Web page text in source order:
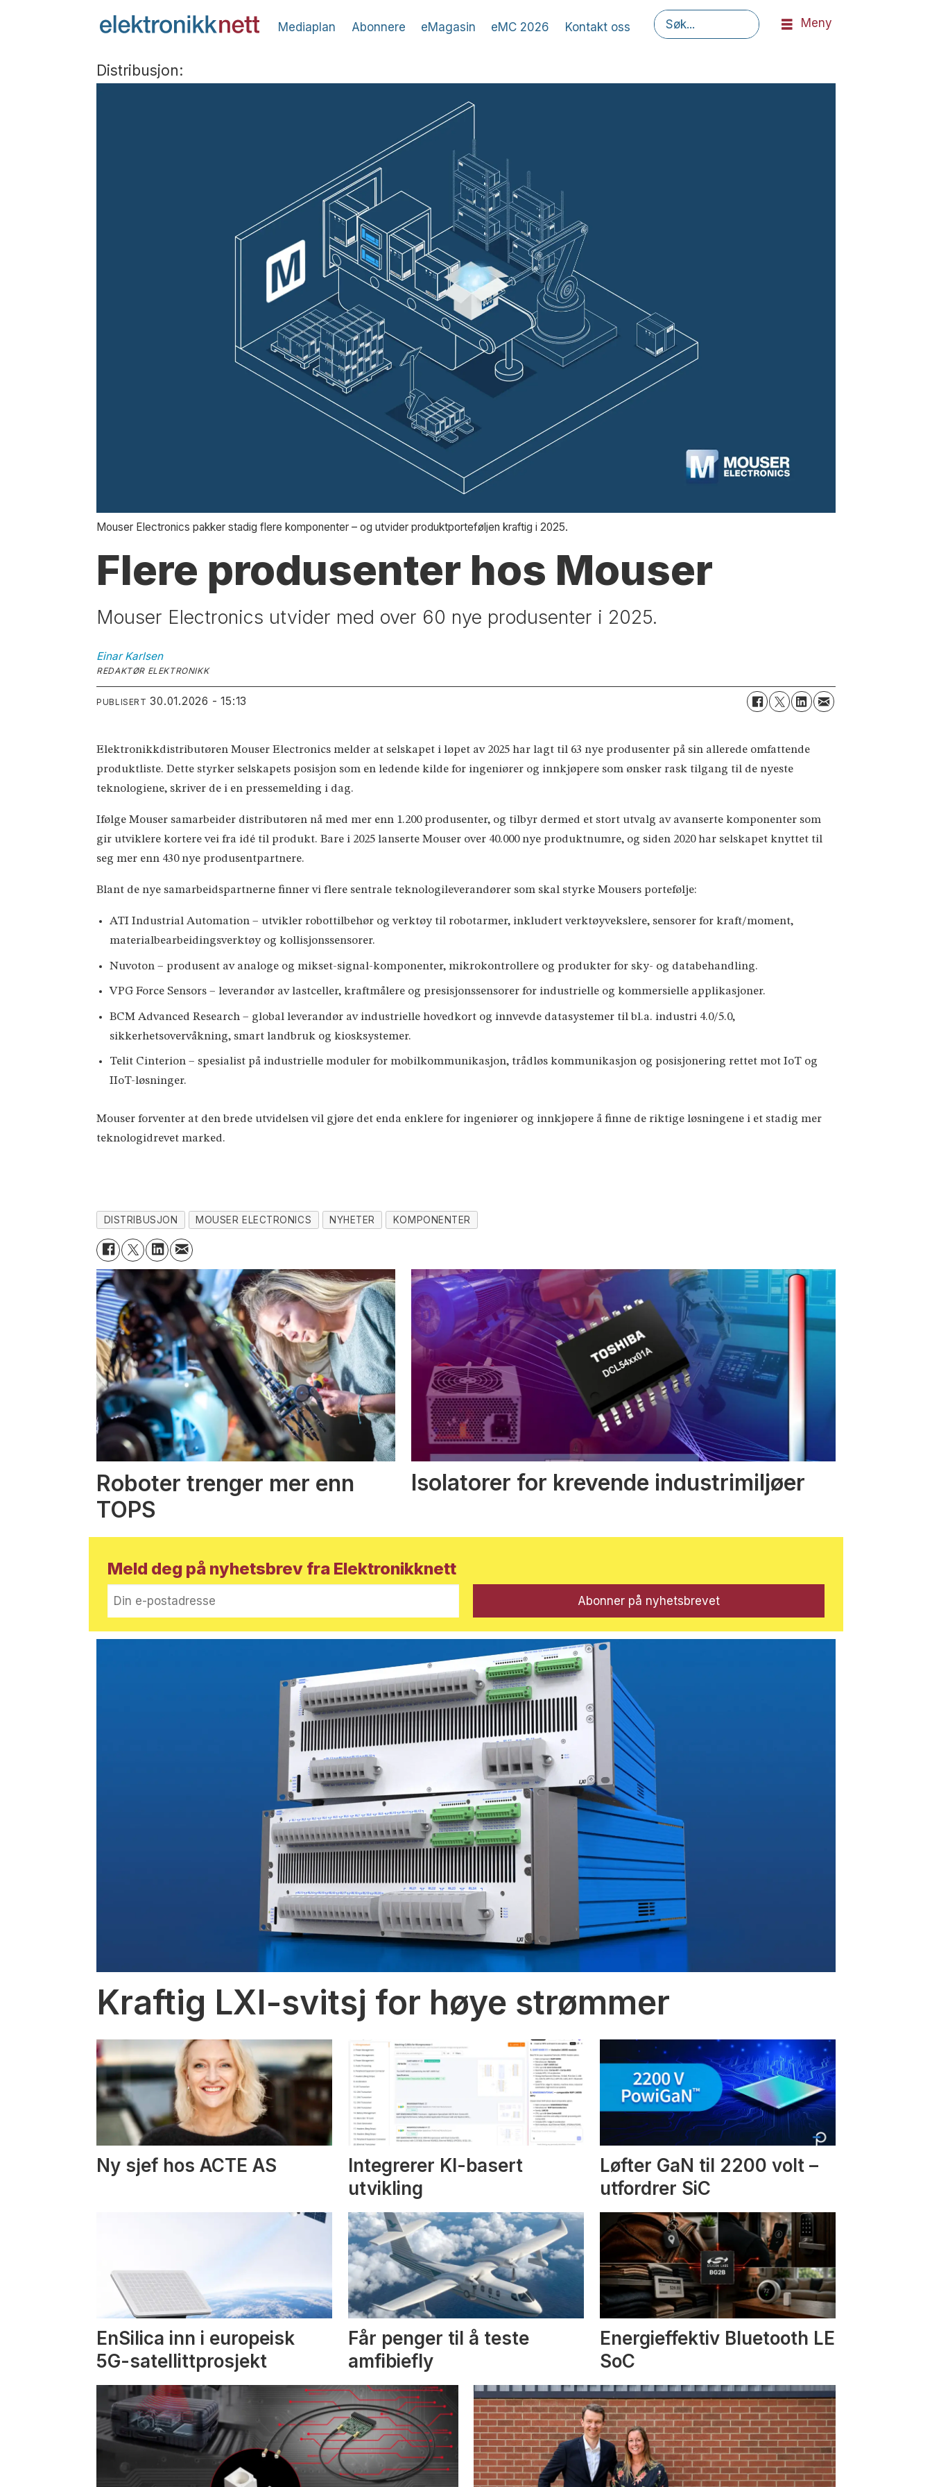
Mediaplan Abonnere eMagasin eMC 2026 Kontakt oss Søk
Meny
Distribusjon:
Mouser Electronics pakker stadig flere komponenter – og utvider produktporteføljen kraftig i 2025.
Flere produsenter hos Mouser
Mouser Electronics utvider med over 60 nye produsenter i 2025.
Einar Karlsen
REDAKTØR ELEKTRONIKK
PUBLISERT 30.01.2026 - 15:13
Elektronikkdistributøren Mouser Electronics melder at selskapet i løpet av 2025 har lagt til 63 nye produsenter på sin allerede omfattende
produktliste. Dette styrker selskapets posisjon som en ledende kilde for ingeniører og innkjøpere som ønsker rask tilgang til de nyeste
teknologiene, skriver de i en pressemelding i dag.
Ifølge Mouser samarbeider distributøren nå med mer enn 1.200 produsenter, og tilbyr dermed et stort utvalg av avanserte komponenter som
gir utviklere kortere vei fra idé til produkt. Bare i 2025 lanserte Mouser over 40.000 nye produktnumre, og siden 2020 har selskapet knyttet til
seg mer enn 430 nye produsentpartnere.
Blant de nye samarbeidspartnerne finner vi flere sentrale teknologileverandører som skal styrke Mousers portefølje:
ATI Industrial Automation – utvikler robottilbehør og verktøy til robotarmer, inkludert verktøyvekslere, sensorer for kraft/moment,
materialbearbeidingsverktøy og kollisjonssensorer.
Nuvoton – produsent av analoge og mikset-signal-komponenter, mikrokontrollere og produkter for sky- og databehandling.
VPG Force Sensors – leverandør av lastceller, kraftmålere og presisjonssensorer for industrielle og kommersielle applikasjoner.
BCM Advanced Research – global leverandør av industrielle hovedkort og innvevde datasystemer til bl.a. industri 4.0/5.0,
sikkerhetsovervåkning, smart landbruk og kiosksystemer.
Telit Cinterion – spesialist på industrielle moduler for mobilkommunikasjon, trådløs kommunikasjon og posisjonering rettet mot IoT og
IIoT-løsninger.
Mouser forventer at den brede utvidelsen vil gjøre det enda enklere for ingeniører og innkjøpere å finne de riktige løsningene i et stadig mer
teknologidrevet marked.
DISTRIBUSJON MOUSER ELECTRONICS NYHETER KOMPONENTER
Roboter trenger mer enn
TOPS
Isolatorer for krevende industrimiljøer
Meld deg på nyhetsbrev fra Elektronikknett
Kraftig LXI-svitsj for høye strømmer
Ny sjef hos ACTE AS
Integrerer KI-basert
utvikling
Løfter GaN til 2200 volt –
utfordrer SiC
EnSilica inn i europeisk
5G-satellittprosjekt
Får penger til å teste
amfibiefly
Energieffektiv Bluetooth LE
SoC